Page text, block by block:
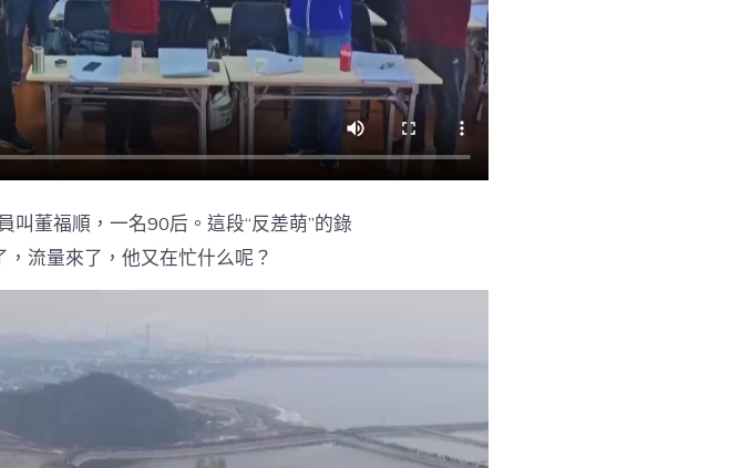
董福順，一名90后。這段“反差萌”的錄
流量來了，他又在忙什么呢？